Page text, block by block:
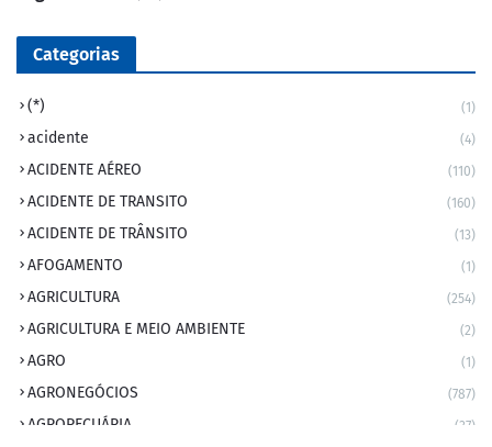
Categorias
(*) (1)
acidente (4)
ACIDENTE AÉREO (110)
ACIDENTE DE TRANSITO (160)
ACIDENTE DE TRÂNSITO (13)
AFOGAMENTO (1)
AGRICULTURA (254)
AGRICULTURA E MEIO AMBIENTE (2)
AGRO (1)
AGRONEGÓCIOS (787)
AGROPECUÁRIA (37)